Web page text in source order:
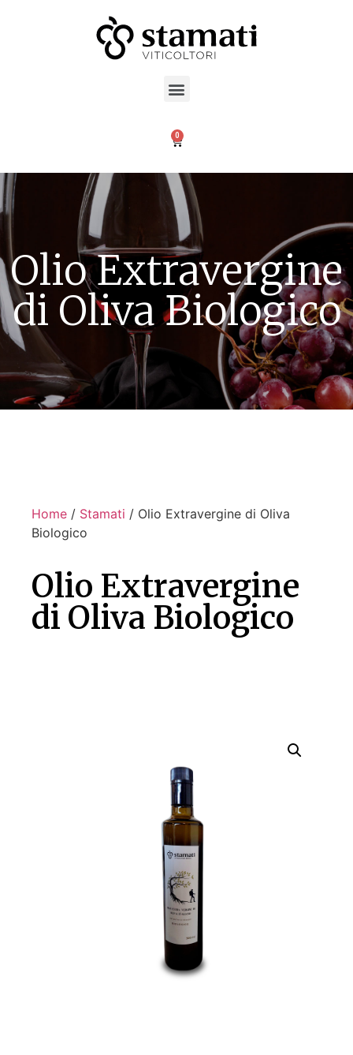
Olio Extravergine
di Oliva Biologico
Home / Stamati / Olio Extravergine di Oliva
Biologico
Olio Extravergine
di Oliva Biologico